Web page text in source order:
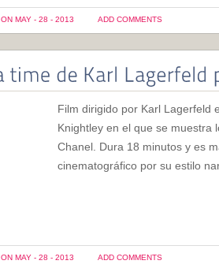
ON MAY - 28 - 2013 ADD COMMENTS
Film dirigido por Karl Lagerfeld
Knightley en el que se muestra
Chanel. Dura 18 minutos y es
cinematográfico por su estilo
ON MAY - 28 - 2013 ADD COMMENTS